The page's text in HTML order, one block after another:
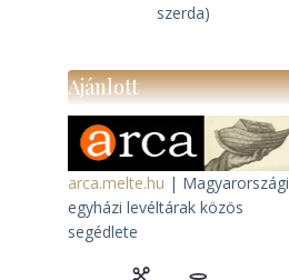
szerda)
Ajánlott
arca.melte.hu | Magyarországi
egyházi levéltárak közös
segédlete